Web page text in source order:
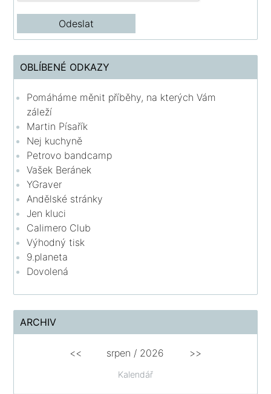
OBLÍBENÉ ODKAZY
Pomáháme měnit příběhy, na kterých Vám
záleží
Martin Písařík
Nej kuchyně
Petrovo bandcamp
Vašek Beránek
YGraver
Andělské stránky
Jen kluci
Calimero Club
Výhodný tisk
9.planeta
Dovolená
ARCHIV
Kalendář
<< srpen / 2026 >>